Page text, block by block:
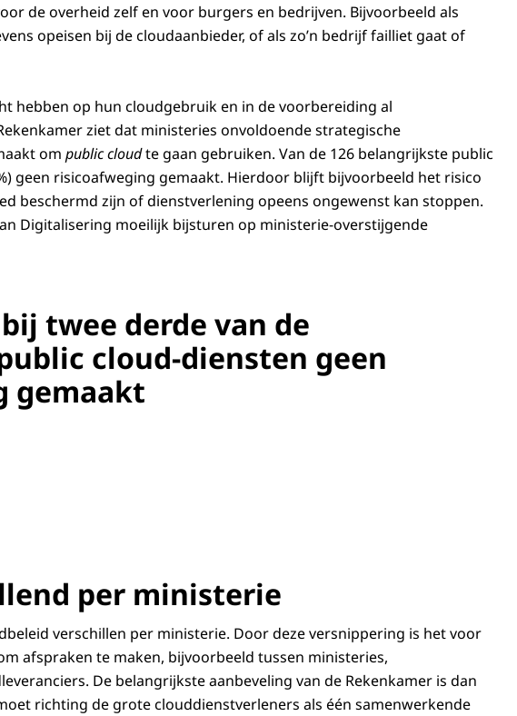
de overheid zelf en voor burgers en bedrijven. Bijvoorbeeld als
opeisen bij de cloudaanbieder, of als zo’n bedrijf failliet gaat of
hebben op hun cloudgebruik en in de voorbereiding al
ziet dat ministeries onvoldoende strategische
om public cloudte gaan gebruiken. Van de 126 belangrijkste public
geen risicoafweging gemaakt. Hierdoor blijft bijvoorbeeld het risico
beschermd zijn of dienstverlening opeens ongewenst kan stoppen.
Digitalisering moeilijk bijsturen op ministerie-overstijgende
twee derde van de
cloud-diensten geen
gemaakt
van clouddiensten bij het Rijk. De volledige beschrijving staat in de tekst op deze webpagina.
per ministerie
verschillen per ministerie. Door deze versnippering is het voor
afspraken te maken, bijvoorbeeld tussen ministeries,
De belangrijkste aanbeveling van de Rekenkamer is dan
richting de grote clouddienstverleners als één samenwerkende